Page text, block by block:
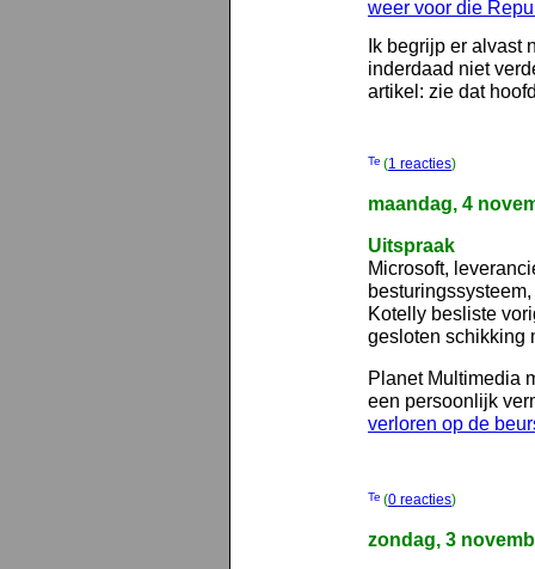
weer voor die
Ik begrijp er alvast
inderdaad niet
artikel: zie dat
(1 reacties)
maandag, 4
Uitspraak
Microsoft,
besturingssysteem,
Kotelly besliste
gesloten schikking
Planet Multimedia
een persoonlijk
verloren op de
(0 reacties)
zondag, 3